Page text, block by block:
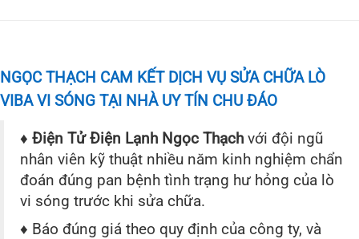
NGỌC THẠCH CAM KẾT DỊCH VỤ SỬA CHỮA LÒ
VIBA VI SÓNG TẠI NHÀ UY TÍN CHU ĐÁO
♦ Điện Tử Điện Lạnh Ngọc Thạch với đội ngũ
nhân viên kỹ thuật nhiều năm kinh nghiệm chẩn
đoán đúng pan bệnh tình trạng hư hỏng của lò
vi sóng trước khi sửa chữa.
♦ Báo đúng giá theo quy định của công ty, và